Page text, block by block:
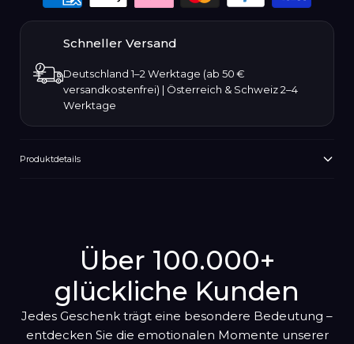
April
Juni
Oktober
November
Dezember
options
Schneller Versand
Deutschland 1–2 Werktage (ab 50 €
versandkostenfrei) | Österreich & Schweiz 2–4
Werktage
Produktdetails
Warenkorb
hinzugefügtÜber 100.000+
glückliche Kunden
Jedes Geschenk trägt eine besondere Bedeutung –
entdecken Sie die emotionalen Momente unserer